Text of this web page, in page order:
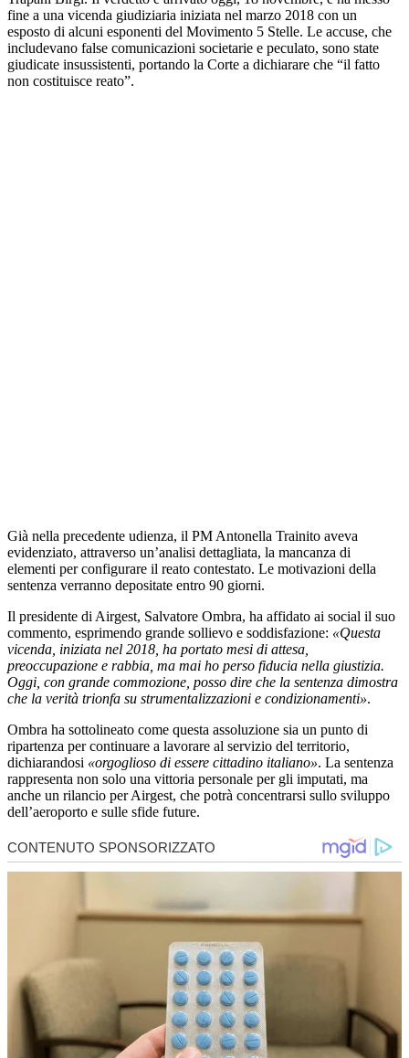
fine a una vicenda giudiziaria iniziata nel marzo 2018 con un
esposto di alcuni esponenti del Movimento 5 Stelle. Le accuse, che
includevano false comunicazioni societarie e peculato, sono state
giudicate insussistenti, portando la Corte a dichiarare che “il fatto
non costituisce reato”.
Già nella precedente udienza, il PM Antonella Trainito aveva
evidenziato, attraverso un’analisi dettagliata, la mancanza di
elementi per configurare il reato contestato. Le motivazioni della
sentenza verranno depositate entro 90 giorni.
Il presidente di Airgest, Salvatore Ombra, ha affidato ai social il suo
commento, esprimendo grande sollievo e soddisfazione: «Questa
vicenda, iniziata nel 2018, ha portato mesi di attesa,
preoccupazione e rabbia, ma mai ho perso fiducia nella giustizia.
Oggi, con grande commozione, posso dire che la sentenza dimostra
che la verità trionfa su strumentalizzazioni e condizionamenti».
Ombra ha sottolineato come questa assoluzione sia un punto di
ripartenza per continuare a lavorare al servizio del territorio,
dichiarandosi «orgoglioso di essere cittadino italiano». La sentenza
rappresenta non solo una vittoria personale per gli imputati, ma
anche un rilancio per Airgest, che potrà concentrarsi sullo sviluppo
dell’aeroporto e sulle sfide future.